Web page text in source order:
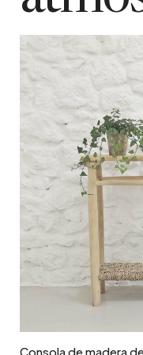
Teca
Consola de madera